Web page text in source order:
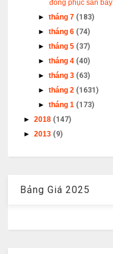
đồng phục sân bay
►tháng 7 (183)
►tháng 6 (74)
►tháng 5 (37)
►tháng 4 (40)
►tháng 3 (63)
►tháng 2 (1631)
►tháng 1 (173)
►2018 (147)
►2013 (9)
Bảng Giá 2025